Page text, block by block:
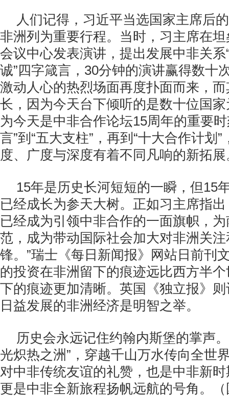
人们记得，习近平当选国家主席后
非洲列为重要行程。当时，习主席在
会议中心发表演讲，提出发展中非关系
诚”四字箴言，30分钟的演讲赢得数十
激动人心的热烈场面再度扑面而来，
长，因为今天台下倾听的是数十位国
为今天是中非合作论坛15周年的重要
言”到“五大支柱”，再到“十大合作计划
度、广度与深度有着不同凡响的新拓展
15年是历史长河短短的一瞬，但15
已经成长为参天大树。正如习主席指
已经成为引领中非合作的一面旗帜，
范，成为带动国际社会加大对非洲关
锋。”瑞士《每日新闻报》网站日前刊
的投资在非洲留下的痕迹远比西方半
下的痕迹更加清晰。英国《独立报》
日益发展的非洲经济是明智之举。
历史会永远记住约翰内斯堡的掌声
光炽热之洲”，穿越千山万水传向全世
对中非传统友谊的礼赞，也是中非新
更是中非全新旅程扬帆远航的号角。